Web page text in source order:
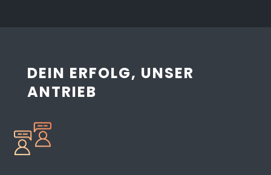
DEIN ERFOLG, UNSER
ANTRIEB